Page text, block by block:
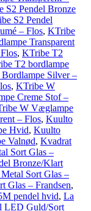
S2 Pendel Bronze
S2 Pendel
– Flos, KTribe
Transparent
, KTribe T2
T2 bordlampe
Silver –
, KTribe W
Creme Stof –
W Væglampe
– Flos, Kuulto
Hvid, Kuulto
Valnød, Kvadrat
Sort Glas –
Bronze/Klart
Sort Glas –
Glas – Frandsen,
pendel hvid, La
LED Guld/Sort